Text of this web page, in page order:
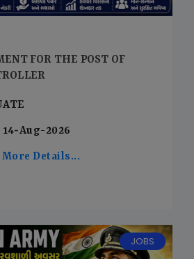
FOR THE POST OF
14-Aug-2026
Details...
JOBS